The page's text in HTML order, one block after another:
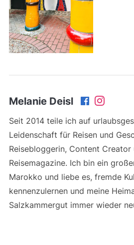
Melanie Deisl
Seit 2014 teile ich auf
Leidenschaft für Reisen und
Reisebloggerin, Content
Reisemagazine. Ich bin ein
Marokko und liebe es, fremde
kennenzulernen und meine
Salzkammergut immer wieder